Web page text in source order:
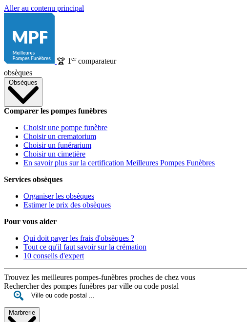
Aller au contenu principal
🏆 1 ercomparateur
obsèques
Obsèques
Comparer les pompes funèbres
Choisir une pompe funèbre
Choisir un crematorium
Choisir un funérarium
Choisir un cimetière
En savoir plus sur la certification Meilleures Pompes Funèbres
Services obsèques
Organiser les obsèques
Estimer le prix des obsèques
Pour vous aider
Qui doit payer les frais d'obsèques ?
Tout ce qu'il faut savoir sur la crémation
10 conseils d'expert
Trouvez les meilleures pompes-funèbres proches de chez vous
Rechercher des pompes funèbres par ville ou code postal
Marbrerie